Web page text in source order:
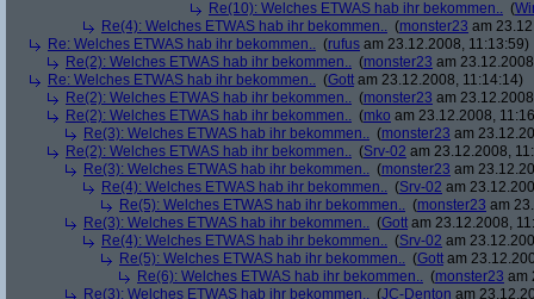
Re(10): Welches ETWAS hab ihr bekommen.. (
Re(4): Welches ETWAS hab ihr bekommen.. (monster23 am
Re: Welches ETWAS hab ihr bekommen.. (rufus am 23.12.2008, 11:13:59)
Re(2): Welches ETWAS hab ihr bekommen.. (monster23 am
Re: Welches ETWAS hab ihr bekommen.. (Gott am 23.12.2008, 11:14:14)
Re(2): Welches ETWAS hab ihr bekommen.. (monster23 am
Re(2): Welches ETWAS hab ihr bekommen.. (mko am 23.12.2008,
Re(3): Welches ETWAS hab ihr bekommen.. (monster23 am
Re(2): Welches ETWAS hab ihr bekommen.. (Srv-02 am 23.12.2008,
Re(3): Welches ETWAS hab ihr bekommen.. (monster23 am
Re(4): Welches ETWAS hab ihr bekommen.. (Srv-02 am
Re(5): Welches ETWAS hab ihr bekommen.. (monster23 am
Re(3): Welches ETWAS hab ihr bekommen.. (Gott am 23.12.2008,
Re(4): Welches ETWAS hab ihr bekommen.. (Srv-02 am
Re(5): Welches ETWAS hab ihr bekommen.. (Gott am
Re(6): Welches ETWAS hab ihr bekommen.. (monster23 am
Re(3): Welches ETWAS hab ihr bekommen.. (JC-Denton am